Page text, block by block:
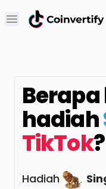
Open main menu
hadiah
TikTok?
Hadiah